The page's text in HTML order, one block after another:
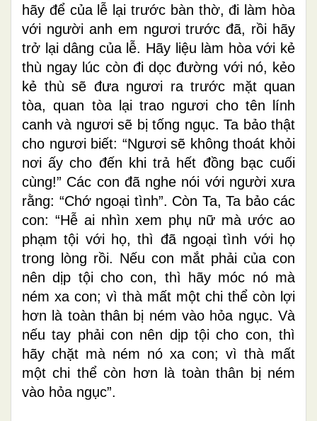
hãy để của lễ lại trước bàn thờ, đi làm hòa
với người anh em ngươi trước đã, rồi hãy
trở lại dâng của lễ. Hãy liệu làm hòa với kẻ
thù ngay lúc còn đi dọc đường với nó, kẻo
kẻ thù sẽ đưa ngươi ra trước mặt quan
tòa, quan tòa lại trao ngươi cho tên lính
canh và ngươi sẽ bị tống ngục. Ta bảo thật
cho ngươi biết: “Ngươi sẽ không thoát khỏi
nơi ấy cho đến khi trả hết đồng bạc cuối
cùng!” Các con đã nghe nói với người xưa
rằng: “Chớ ngoại tình”. Còn Ta, Ta bảo các
con: “Hễ ai nhìn xem phụ nữ mà ước ao
phạm tội với họ, thì đã ngoại tình với họ
trong lòng rồi. Nếu con mắt phải của con
nên dịp tội cho con, thì hãy móc nó mà
ném xa con; vì thà mất một chi thể còn lợi
hơn là toàn thân bị ném vào hỏa ngục. Và
nếu tay phải con nên dịp tội cho con, thì
hãy chặt mà ném nó xa con; vì thà mất
một chi thể còn hơn là toàn thân bị ném
vào hỏa ngục”.